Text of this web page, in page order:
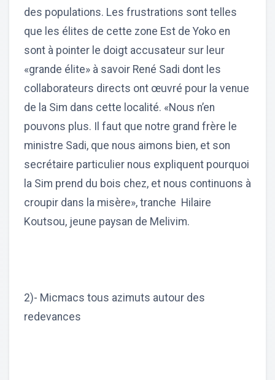
des populations. Les frustrations sont telles
que les élites de cette zone Est de Yoko en
sont à pointer le doigt accusateur sur leur
«grande élite» à savoir René Sadi dont les
collaborateurs directs ont œuvré pour la venue
de la Sim dans cette localité. «Nous n’en
pouvons plus. Il faut que notre grand frère le
ministre Sadi, que nous aimons bien, et son
secrétaire particulier nous expliquent pourquoi
la Sim prend du bois chez, et nous continuons à
croupir dans la misère», tranche Hilaire
Koutsou, jeune paysan de Melivim.
2)- Micmacs tous azimuts autour des
redevances